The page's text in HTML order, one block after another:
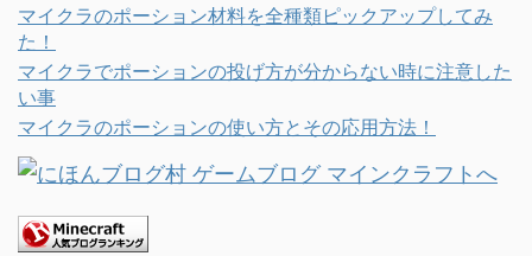
マイクラのポーション材料を全種類ピックアップしてみ
た！
マイクラでポーションの投げ方が分からない時に注意した
い事
マイクラのポーションの使い方とその応用方法！